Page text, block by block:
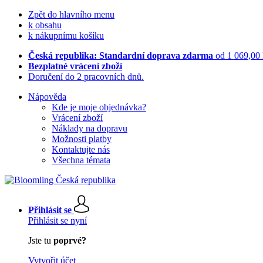
Zpět do hlavního menu
k obsahu
k nákupnímu košíku
Česká republika: Standardní doprava zdarma od 1 069,00
Bezplatné vrácení zboží
Doručení do 2 pracovních dnů.
Nápověda
Kde je moje objednávka?
Vrácení zboží
Náklady na dopravu
Možnosti platby
Kontaktujte nás
Všechna témata
Přihlásit se
Přihlásit se nyní
Jste tu poprvé?
Vytvořit účet